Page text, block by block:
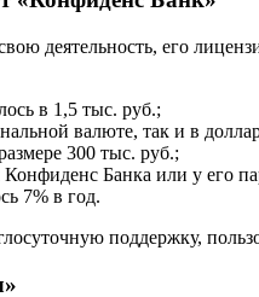
деятельность, его
в 1,5 тыс. руб.;
валюте, так и в
300 тыс. руб.;
Банка или у его
7% в год.
поддержку,